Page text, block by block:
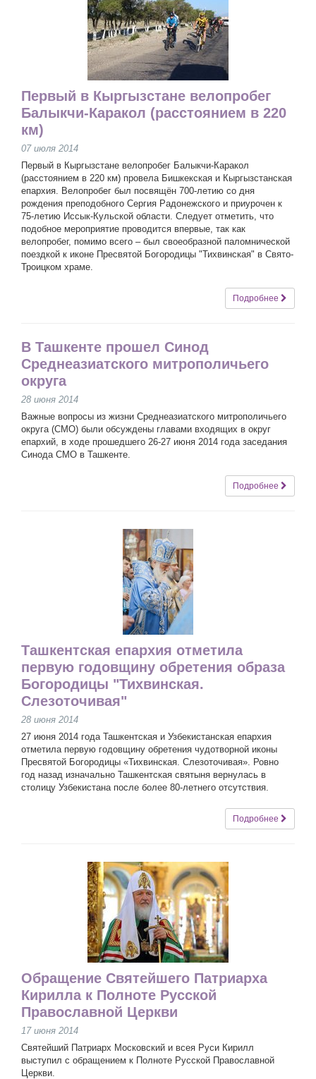
Первый в Кыргызстане велопробег
Балыкчи-Каракол (расстоянием в 220
км)
07 июля 2014
Первый в Кыргызстане велопробег Балыкчи-Каракол
(расстоянием в 220 км) провела Бишкекская и Кыргызстанская
епархия. Велопробег был посвящён 700-летию со дня
рождения преподобного Сергия Радонежского и приурочен к
75-летию Иссык-Кульской области. Следует отметить, что
подобное мероприятие проводится впервые, так как
велопробег, помимо всего – был своеобразной паломнической
поездкой к иконе Пресвятой Богородицы "Тихвинская" в Свято-
Троицком храме.
Подробнее
В Ташкенте прошел Синод
Среднеазиатского митрополичьего
округа
28 июня 2014
Важные вопросы из жизни Среднеазиатского митрополичьего
округа (СМО) были обсуждены главами входящих в округ
епархий, в ходе прошедшего 26-27 июня 2014 года заседания
Синода СМО в Ташкенте.
Подробнее
Ташкентская епархия отметила
первую годовщину обретения образа
Богородицы "Тихвинская.
Слезоточивая"
28 июня 2014
27 июня 2014 года Ташкентская и Узбекистанская епархия
отметила первую годовщину обретения чудотворной иконы
Пресвятой Богородицы «Тихвинская. Слезоточивая». Ровно
год назад изначально Ташкентская святыня вернулась в
столицу Узбекистана после более 80-летнего отсутствия.
Подробнее
Обращение Святейшего Патриарха
Кирилла к Полноте Русской
Православной Церкви
17 июня 2014
Святейший Патриарх Московский и всея Руси Кирилл
выступил с обращением к Полноте Русской Православной
Церкви.